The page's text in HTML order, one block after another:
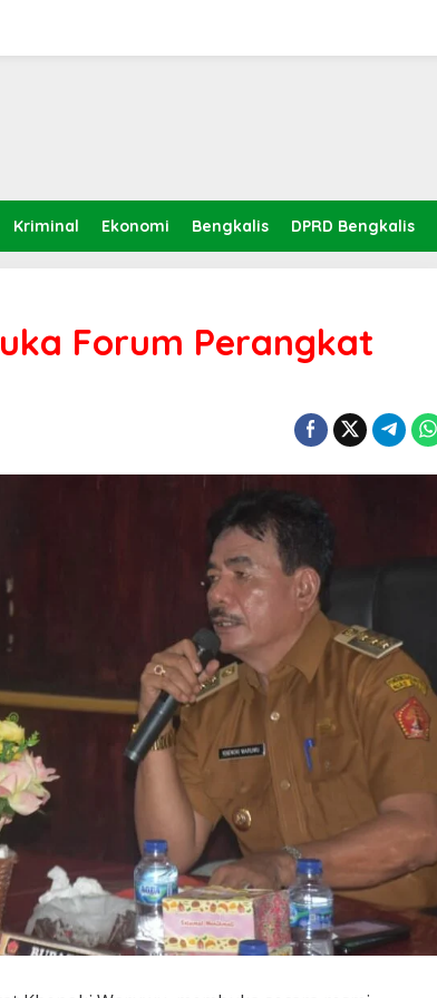
Kriminal Ekonomi Bengkalis DPRD Bengkalis
Forum Perangkat